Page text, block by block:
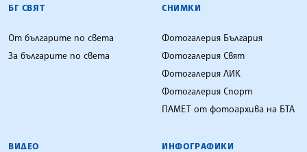
БГ СВЯТ
От българите по света
За българите по света
СНИМКИ
Фотогалерия България
Фотогалерия Свят
Фотогалерия ЛИК
Фотогалерия Спорт
ПАМЕТ от фотоархива на БТА
ВИДЕО ИНФОГРАФИКИ